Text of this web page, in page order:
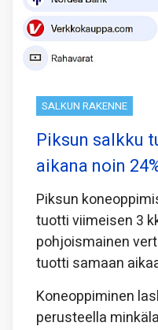
SALKUN RAKENNE
Piksun salkku
aikana noin
Piksun
tuotti viimeisen 3
pohjoismainen
tuotti samaan
Koneoppiminen
perusteella